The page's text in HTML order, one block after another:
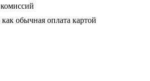
обычная оплата картой